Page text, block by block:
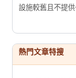
設施較舊且不提
熱門文章特搜